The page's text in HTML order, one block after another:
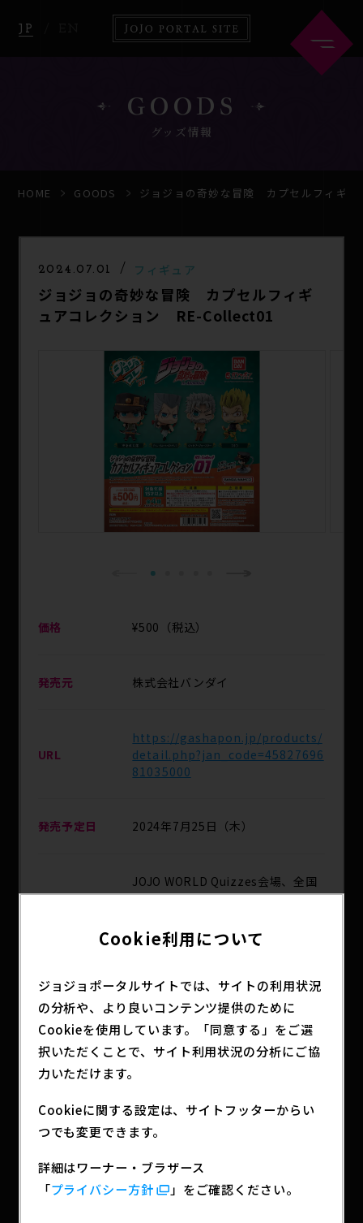
JP
HOME ABOUT
COMICS GOODS
SPECIAL
GOODS
グッズ情報
HOME GOODS ジョジョの奇妙な冒険 カプセルフィギ
2024.07.01 フィギュア
ジョジョの奇妙な冒険 カプセルフィギ
ュアコレクション RE-Collect01
1
価格 ¥500（税込）
発売元 株式会社バンダイ
URL
https://gashapon.jp/products/
detail.php?jan_code=45827696
81035000
発売予定日 2024年7月25日（木）
JOJO WORLD Quizzes会場、全国
のガシャポンのデパート、ガシャポ
他
分類 アニメグッズ
ジョジョコレシリーズが新規ラインナップも含む
「RE-Collect」シリーズとして再登場！
スターダストクルセイダース』から4種をラインナッ
プ！
フ」「ジョセフ・ジョースター」は2020年10月発売
の『ジョジョの奇妙な冒険 カプセルフィギュアコレ
Cookie利用について
ジョジョポータルサイトでは、サイトの利用状況
の分析や、より良いコンテンツ提供のために
Cookieを使用しています。「同意する」をご選
択いただくことで、サイト利用状況の分析にご協
力いただけます。
Cookieに関する設定は、サイトフッターからい
つでも変更できます。
詳細はワーナー・ブラザース
「プライバシー方針 」をご確認ください。